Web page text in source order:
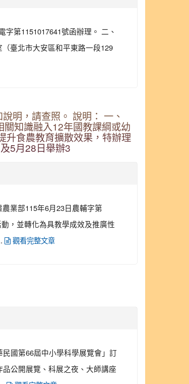
第1151017641號函辦理。 二、
臺北市大安區和平東路一段129
明，請查照。 說明： 一、
知識融入12年國教課綱或幼
升食農教育擴散效果，特辦理
5月28日舉辦3
業部115年6月23日農輔字第
，並轉化為具教學成效及推廣性
觀看完整文章
國第66屆中小學科學展覽會」訂
公開展覽、科展之夜、大師講座